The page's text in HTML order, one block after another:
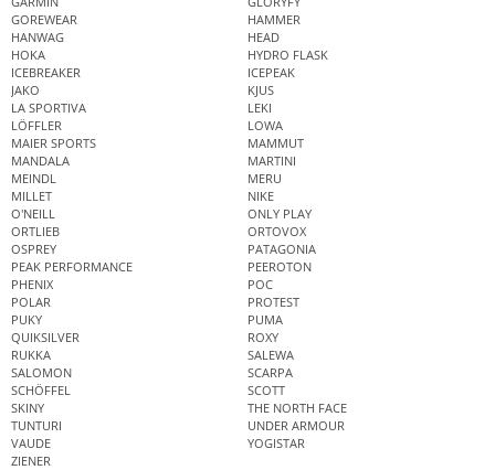
GOREWEAR
HAMMER
HANWAG
HEAD
HOKA
HYDRO FLASK
ICEBREAKER
ICEPEAK
JAKO
KJUS
LA SPORTIVA
LEKI
LÖFFLER
LOWA
MAIER SPORTS
MAMMUT
MANDALA
MARTINI
MEINDL
MERU
MILLET
NIKE
O'NEILL
ONLY PLAY
ORTLIEB
ORTOVOX
OSPREY
PATAGONIA
PEAK PERFORMANCE
PEEROTON
PHENIX
POC
POLAR
PROTEST
PUKY
PUMA
QUIKSILVER
ROXY
RUKKA
SALEWA
SALOMON
SCARPA
SCHÖFFEL
SCOTT
SKINY
THE NORTH FACE
TUNTURI
UNDER ARMOUR
VAUDE
YOGISTAR
ZIENER